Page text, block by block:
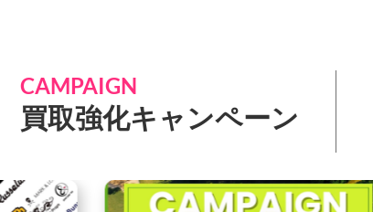
CAMPAIGN
買取強化キャンペーン